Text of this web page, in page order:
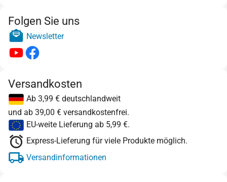
Folgen Sie uns
Newsletter
Versandkosten
Ab 3,99 € deutschlandweit
und ab 39,00 € versandkostenfrei.
EU-weite Lieferung ab 5,99 €.
Express-Lieferung für viele Produkte möglich.
Versandinformationen